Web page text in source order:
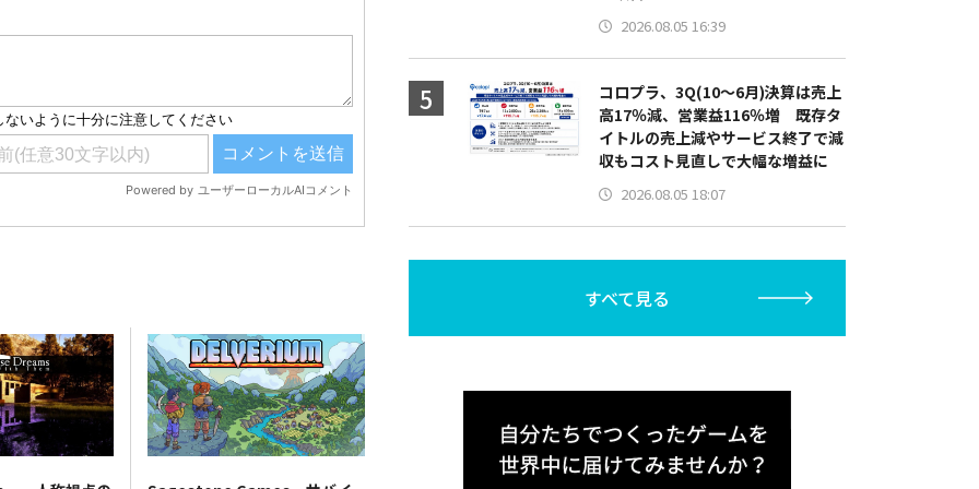
2026.08.05 16:39
コロプラ、3Q(10～6月)決算は売上
高17％減、営業益116％増 既存タ
イトルの売上減やサービス終了で減
収もコスト見直しで大幅な増益に
2026.08.05 18:07
すべて見る